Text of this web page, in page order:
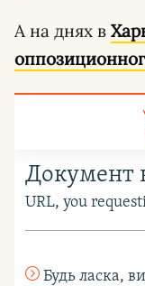
А на днях в